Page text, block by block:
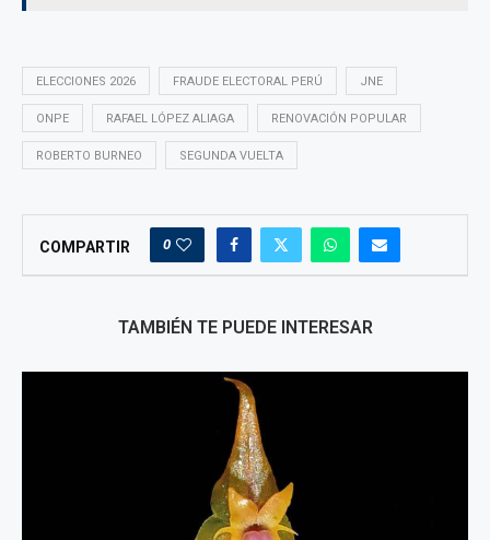
ELECCIONES 2026 FRAUDE ELECTORAL PERÚ JNE
ONPE RAFAEL LÓPEZ ALIAGA RENOVACIÓN POPULAR
ROBERTO BURNEO SEGUNDA VUELTA
COMPARTIR 0
TAMBIÉN TE PUEDE INTERESAR